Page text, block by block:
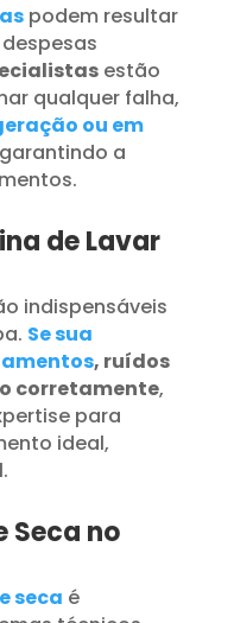
podem resultar
estão
qualquer falha,
ou em
garantindo a
de Lavar
indispensáveis
Se sua
, ruídos
corretamente,
para
ideal,
Seca no
seca é